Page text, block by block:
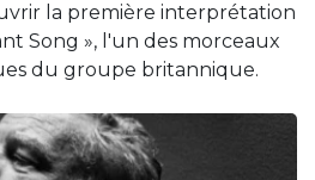
la première interprétation
Song », l'un des morceaux
du groupe britannique.